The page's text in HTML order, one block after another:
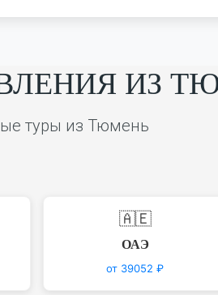
ИЗ
туры из Тюмень
🇦🇪
ОАЭ
от 39052 ₽